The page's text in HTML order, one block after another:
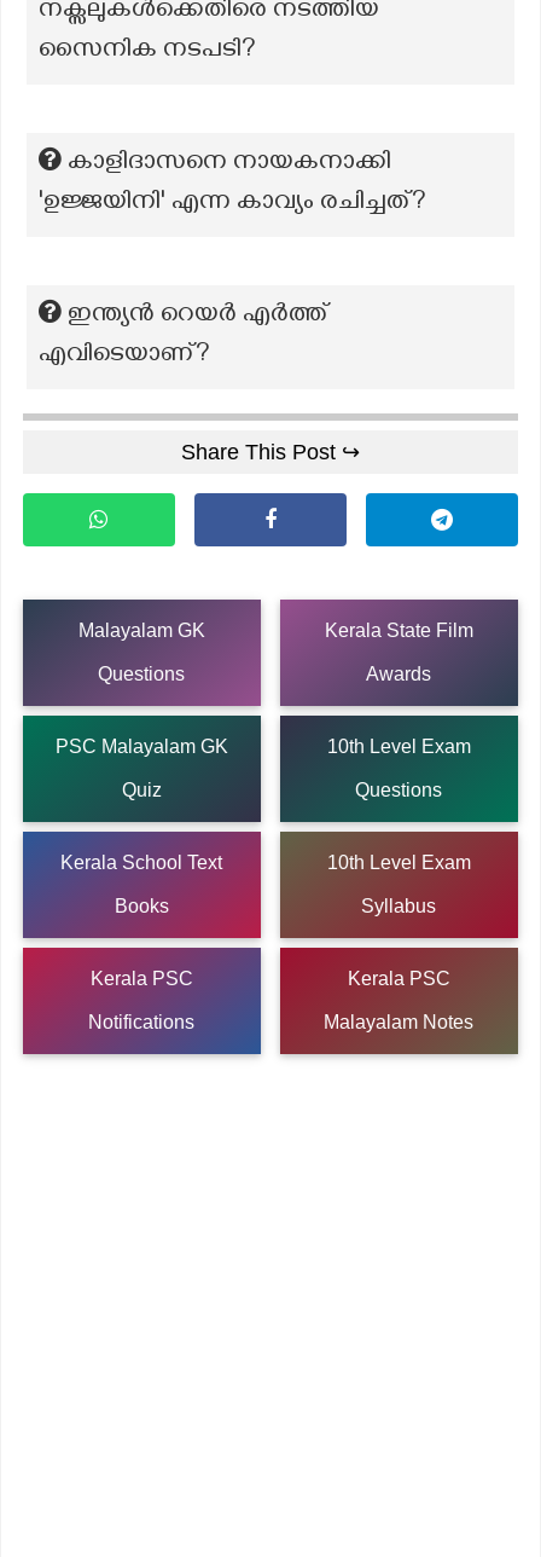
നക്സലുകൾക്കെതിരെ നടത്തിയ
സൈനിക നടപടി?
കാളിദാസനെ നായകനാക്കി
'ഉജ്ജയിനി' എന്ന കാവ്യം രചിച്ചത്?
ഇന്ത്യൻ റെയർ എർത്ത്
എവിടെയാണ്?
Share This Post ↪
Malayalam GK
Questions
Kerala State Film
Awards
PSC Malayalam GK
Quiz
10th Level Exam
Questions
Kerala School Text
Books
10th Level Exam
Syllabus
Kerala PSC
Notifications
Kerala PSC
Malayalam Notes